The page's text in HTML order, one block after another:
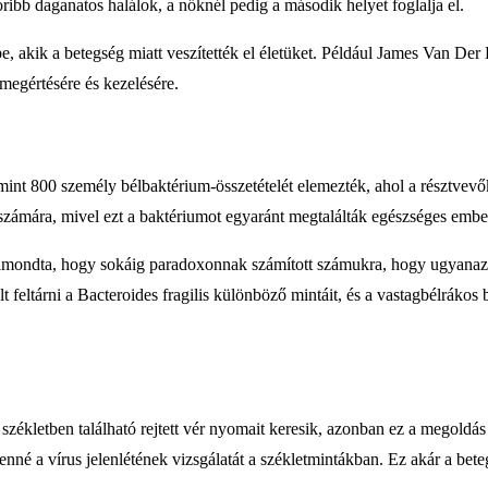
daganatos halálok, a nőknél pedig a második helyet foglalja el.
akik a betegség miatt veszítették el életüket. Például James Van
és kezelésére.
800 személy bélbaktérium-összetételét elemezték, ahol a
mivel ezt a baktériumot egyaránt megtalálták egészséges
hogy sokáig paradoxonnak számított számukra, hogy
feltárni a Bacteroides fragilis különböző mintáit, és a
található rejtett vér nyomait keresik, azonban ez a
a vírus jelenlétének vizsgálatát a székletmintákban. Ez akár a